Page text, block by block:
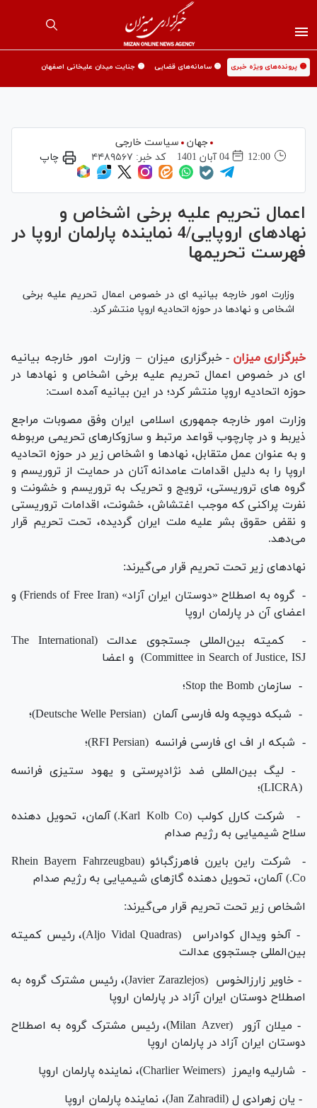
🟡 پرونده‌های ویژه خبری 🟡 سامانه‌های قضایی 🟡 جنایت میدان علیخانی اصفهان
جهان
سیاست خارجی
12:00
04 آبان 1401 کد خبر: ۴۴۸۹۵۶۷ چاپ
اعمال تحریم علیه برخی اشخاص و
نهادهای اروپایی/4 نماینده پارلمان اروپا در
فهرست تحریم‎‏ها
وزارت امور خارجه بیانیه ای در خصوص اعمال تحريم عليه برخی
اشخاص و نهادها در حوزه اتحاديه اروپا منتشر کرد.
خبرگزاری میزان - خبرگزاری میزان – وزارت امور خارجه بیانیه
ای در خصوص اعمال تحريم عليه برخی اشخاص و نهادها در
حوزه اتحاديه اروپا منتشر کرد؛ در این بیانیه آمده است:
وزارت امور خارجه جمهوری اسلامی ايران وفق مصوبات مراجع
ذيربط و در چارچوب قواعد مرتبط و سازوكارهای تحريمی مربوطه
و به عنوان عمل متقابل، نهادها و اشخاص زير در حوزه اتحاديه
اروپا را به دليل اقدامات عامدانه آنان در حمايت از تروريسم و
گروه های تروريستی، ترويج و تحريک به تروريسم و خشونت و
نفرت پراكنی كه موجب اغتشاش، خشونت، اقدامات تروريستی
و نقض حقوق بشر عليه ملت ايران گرديده، تحت تحريم قرار
می‌دهد.
نهادهای زیر تحت تحریم قرار می‌گیرند:
- گروه به اصطلاح «دوستان ایران آزاد» (Friends of Free Iran) و
اعضای آن در پارلمان اروپا
- کمیته بین‌المللی جستجوی عدالت (The International
Committee in Search of Justice, ISJ) و اعضا
- سازمان Stop the Bomb؛
- شبکه دويچه وله فارسی آلمان (Deutsche Welle Persian)؛
- شبکه ار اف ای فارسی فرانسه (RFI Persian)؛
- لیگ بین‌المللی ضد نژادپرستی و یهود ستیزی فرانسه
(LICRA)؛
- شرکت کارل کولب (Karl Kolb Co.) آلمان، تحویل دهنده
سلاح شیمیایی به رژیم صدام
- شرکت راین بایرن فاهرزگبائو (Rhein Bayern Fahrzeugbau
Co.) آلمان، تحویل دهنده گازهای شیمیایی به رژیم صدام
اشخاص زیر تحت تحریم قرار می‌گیرند:
- آلخو ویدال کوادراس (Aljo Vidal Quadras)، رئیس کمیته
بین‌المللی جستجوی عدالت
- خاویر زارزالخوس (Javier Zarazlejos)، رئیس مشترک گروه به
اصطلاح دوستان ایران آزاد در پارلمان اروپا
- میلان آزور (Milan Azver)، رئیس مشترک گروه به اصطلاح
دوستان ایران آزاد در پارلمان اروپا
- شارلیه وایمرز (Charlier Weimers)، نماینده پارلمان اروپا
- یان زهرادی ل (Jan Zahradil)، نماینده پارلمان اروپا